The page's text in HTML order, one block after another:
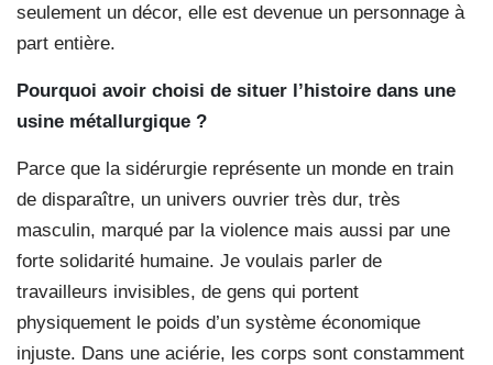
seulement un décor, elle est devenue un personnage à
part entière.
Pourquoi avoir choisi de situer l’histoire dans une
usine métallurgique ?
Parce que la sidérurgie représente un monde en train
de disparaître, un univers ouvrier très dur, très
masculin, marqué par la violence mais aussi par une
forte solidarité humaine. Je voulais parler de
travailleurs invisibles, de gens qui portent
physiquement le poids d’un système économique
injuste. Dans une aciérie, les corps sont constamment